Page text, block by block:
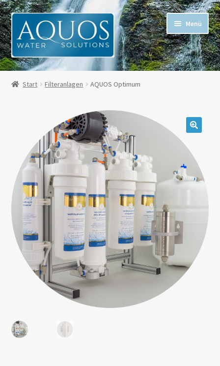
Menü
Alle Artikel
Warenkorb
Mehr Informationen
Für Kunden in der Schweiz
Start Filteranlagen AQUOS Optimum